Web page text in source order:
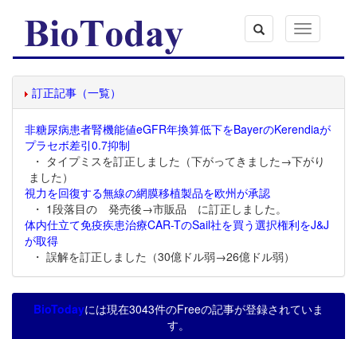
Toggle
navigation
訂正記事（一覧）
非糖尿病患者腎機能値eGFR年換算低下をBayerのKerendiaが
プラセボ差引0.7抑制
・ タイプミスを訂正しました（下がってきました→下がり
ました）
視力を回復する無線の網膜移植製品を欧州が承認
・ 1段落目の 発売後→市販品 に訂正しました。
体内仕立て免疫疾患治療CAR-TのSail社を買う選択権利をJ&J
が取得
・ 誤解を訂正しました（30億ドル弱→26億ドル弱）
BioTodayには現在3043件のFreeの記事が登録されていま
す。